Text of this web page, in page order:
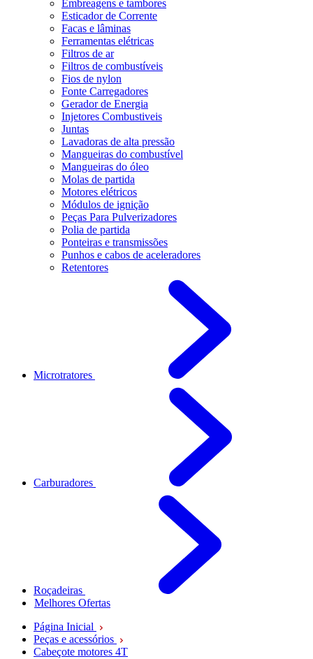
Embreagens e tambores
Esticador de Corrente
Facas e lâminas
Ferramentas elétricas
Filtros de ar
Filtros de combustíveis
Fios de nylon
Fonte Carregadores
Gerador de Energia
Injetores Combustiveis
Juntas
Lavadoras de alta pressão
Mangueiras do combustível
Mangueiras do óleo
Molas de partida
Motores elétricos
Módulos de ignição
Peças Para Pulverizadores
Polia de partida
Ponteiras e transmissões
Punhos e cabos de aceleradores
Retentores
Microtratores
Carburadores
Roçadeiras
Melhores Ofertas
Página Inicial
Peças e acessórios
Cabeçote motores 4T